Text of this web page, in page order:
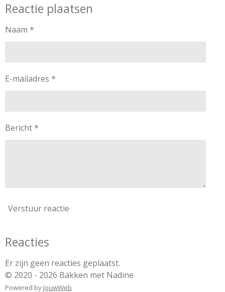
Reactie plaatsen
Naam *
E-mailadres *
Bericht *
Verstuur reactie
Reacties
Er zijn geen reacties geplaatst.
© 2020 - 2026 Bakken met Nadine
Powered by JouwWeb